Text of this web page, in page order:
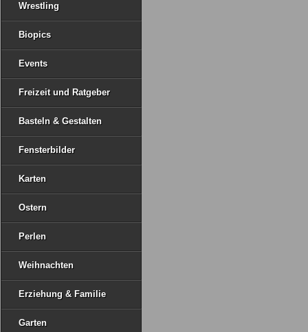
Wrestling
Biopics
Events
Freizeit und Ratgeber
Basteln & Gestalten
Fensterbilder
Karten
Ostern
Perlen
Weihnachten
Erziehung & Familie
Garten